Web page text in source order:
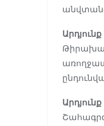
Արդյունք
Արդյունք